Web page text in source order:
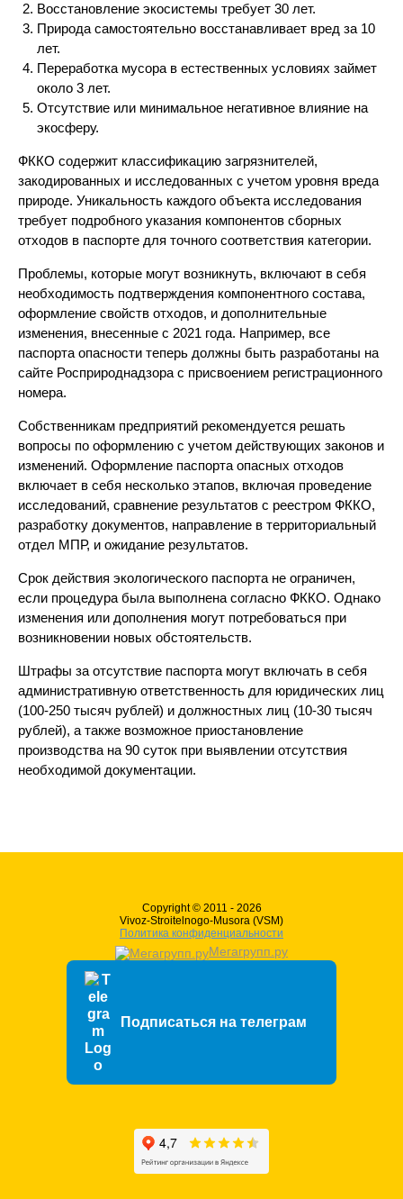
Восстановление экосистемы требует 30 лет.
Природа самостоятельно восстанавливает вред за 10
лет.
Переработка мусора в естественных условиях займет
около 3 лет.
Отсутствие или минимальное негативное влияние на
экосферу.
ФККО содержит классификацию загрязнителей,
закодированных и исследованных с учетом уровня вреда
природе. Уникальность каждого объекта исследования
требует подробного указания компонентов сборных
отходов в паспорте для точного соответствия категории.
Проблемы, которые могут возникнуть, включают в себя
необходимость подтверждения компонентного состава,
оформление свойств отходов, и дополнительные
изменения, внесенные с 2021 года. Например, все
паспорта опасности теперь должны быть разработаны на
сайте Росприроднадзора с присвоением регистрационного
номера.
Собственникам предприятий рекомендуется решать
вопросы по оформлению с учетом действующих законов и
изменений. Оформление паспорта опасных отходов
включает в себя несколько этапов, включая проведение
исследований, сравнение результатов с реестром ФККО,
разработку документов, направление в территориальный
отдел МПР, и ожидание результатов.
Срок действия экологического паспорта не ограничен,
если процедура была выполнена согласно ФККО. Однако
изменения или дополнения могут потребоваться при
возникновении новых обстоятельств.
Штрафы за отсутствие паспорта могут включать в себя
административную ответственность для юридических лиц
(100-250 тысяч рублей) и должностных лиц (10-30 тысяч
рублей), а также возможное приостановление
производства на 90 суток при выявлении отсутствия
необходимой документации.
Copyright © 2011 - 2026
Vivoz-Stroitelnogo-Musora (VSM)
Политика конфиденциальности
Мегагрупп.ру
Подписаться на телеграм